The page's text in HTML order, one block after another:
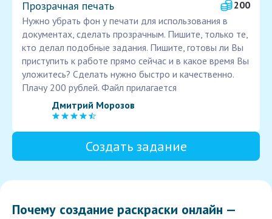
Прозрачная печать
200
Нужно убрать фон у печати для использования в
документах, сделать прозрачным. Пишите, только те,
кто делал подобные задания. Пишите, готовы ли Вы
приступить к работе прямо сейчас и в какое время Вы
уложитесь? Сделать нужно быстро и качественно.
Плачу 200 рублей. Файл прилагается
Дмитрий Морозов
Создать задание
Почему создание раскраски онлайн —